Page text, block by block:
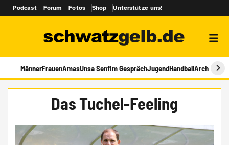
Podcast Forum Fotos Shop Unterstütze uns!
MännerFrauenAmasUnsa SenfIm GesprächJugendHandballArchiv
Das Tuchel-Feeling